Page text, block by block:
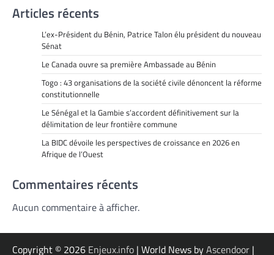
Articles récents
L’ex-Président du Bénin, Patrice Talon élu président du nouveau
Sénat
Le Canada ouvre sa première Ambassade au Bénin
Togo : 43 organisations de la société civile dénoncent la réforme
constitutionnelle
Le Sénégal et la Gambie s’accordent définitivement sur la
délimitation de leur frontière commune
La BIDC dévoile les perspectives de croissance en 2026 en
Afrique de l’Ouest
Commentaires récents
Aucun commentaire à afficher.
Copyright © 2026 Enjeux.info | World News byAscendoor |